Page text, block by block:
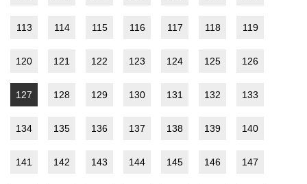
113 114 115 116 117 118 119
120 121 122 123 124 125 126
127 128 129 130 131 132 133
134 135 136 137 138 139 140
141 142 143 144 145 146 147